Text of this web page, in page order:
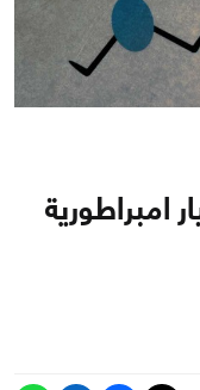
امبراطورية